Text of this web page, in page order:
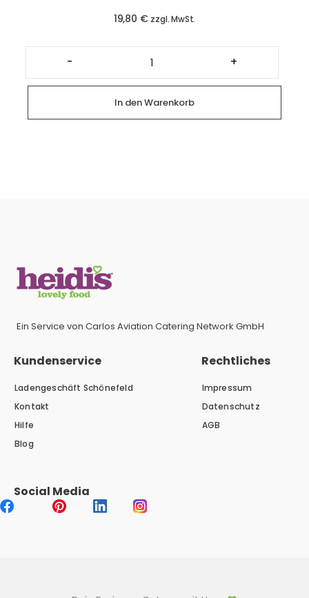
19,80 € zzgl. MwSt.
-
Cheesecake-
Apfel
im
Glas
(4
Stück)
Menge
+
In den Warenkorb
Ein Service von Carlos Aviation Catering Network GmbH
Kundenservice
Ladengeschäft Schönefeld
Kontakt
Hilfe
Blog
Rechtliches
Impressum
Datenschutz
AGB
Social Media